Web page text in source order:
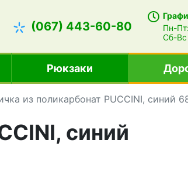
(067) 443-60-80
Пн-
Сб-
Рюкзаки
из поликарбонат PUCCINI, синий
синий